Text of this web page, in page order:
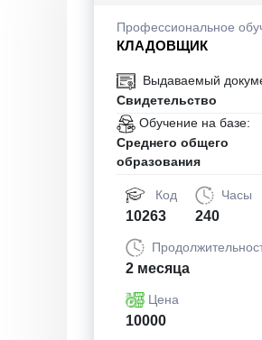
Профессиональное
КЛАДОВЩИК
Выдаваемый
Свидетельство
Обучение на базе:
Среднего общего
образования
Код
10263
Часы
240
2 месяца
Цена
10000